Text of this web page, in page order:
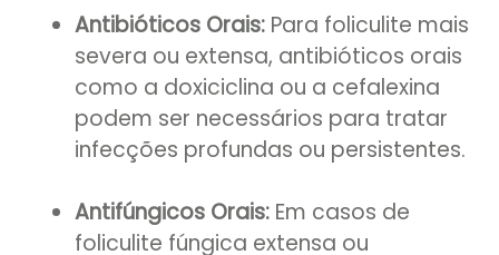
Antibióticos Orais: Para foliculite mais
severa ou extensa, antibióticos orais
como a doxiciclina ou a cefalexina
podem ser necessários para tratar
infecções profundas ou persistentes.
Antifúngicos Orais: Em casos de
foliculite fúngica extensa ou